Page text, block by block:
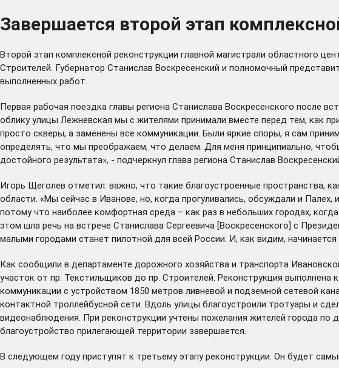
Завершается второй этап
Второй этап комплексной реконструкции главной магистрали областного
Строителей. Губернатор Станислав Воскресенский и полномочный
выполненных работ.
Первая рабочая поездка главы региона Станислава Воскресенского после
облику улицы Лежневская мы с жителями принимали вместе перед тем, как
просто скверы, а заменены все коммуникации. Были яркие споры, я сам
определять, что мы преображаем, что делаем. Для меня принципиально,
достойного результата», - подчеркнул глава региона Станислав
Игорь Щеголев отметил: важно, что такие благоустроенные пространства,
области. «Мы сейчас в Иванове, но, когда прогуливались, обсуждали и
потому что наиболее комфортная среда – как раз в небольших городах,
этом шла речь на встрече Станислава Сергеевича [Воскресенского] с
малыми городами станет пилотной для всей России. И, как видим,
Как сообщили в департаменте дорожного хозяйства и транспорта
участок от пр. Текстильщиков до пр. Строителей. Реконструкция
коммуникации с устройством 1850 метров ливневой и подземной сетевой
контактной троллейбусной сети. Вдоль улицы благоустроили тротуары и
видеонаблюдения. При реконструкции учтены пожелания жителей города по
благоустройство прилегающей территории завершается.
В следующем году приступят к третьему этапу реконструкции. Он будет